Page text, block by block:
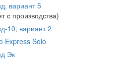
вариант 5
с производства)
10, вариант 2
Express Solo
Эк